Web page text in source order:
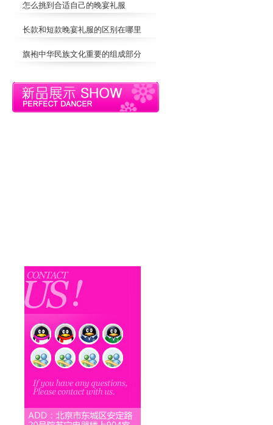
怎么挑到合适自己的晚宴礼服
长款和短款晚宴礼服的区别在哪里
旗袍中华民族文化重要的组成部分